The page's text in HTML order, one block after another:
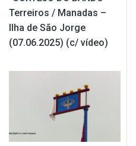
Terreiros / Manadas –
Ilha de São Jorge
(07.06.2025) (c/ vídeo)